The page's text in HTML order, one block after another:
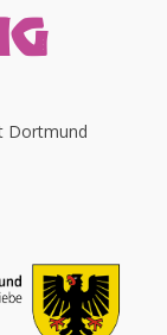
Dortmund